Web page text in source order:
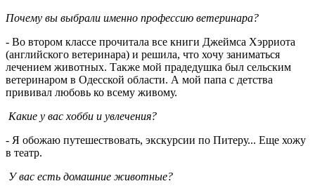
Почему вы выбрали именно профессию ветеринара?
- Во втором классе прочитала все книги Джеймса Хэрриота
(английского ветеринара) и решила, что хочу заниматься
лечением животных. Также мой прадедушка был сельским
ветеринаром в Одесской области. А мой папа с детства
прививал любовь ко всему живому.
Какие у вас хобби и увлечения?
- Я обожаю путешествовать, экскурсии по Питеру... Еще хожу
в театр.
У вас есть домашние животные?